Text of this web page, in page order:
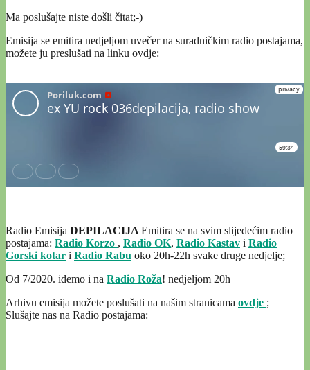
Ma poslušajte niste došli čitat;-)
Emisija se emitira nedjeljom uvečer na suradničkim radio postajama,
možete ju preslušati na linku ovdje:
Radio Emisija DEPILACIJA Emitira se na svim slijedećim radio
postajama: Radio Korzo , Radio OK, Radio Kastav i Radio
Gorski kotar i Radio Rabu oko 20h-22h svake druge nedjelje;
Od 7/2020. idemo i na Radio Roža! nedjeljom 20h
Arhivu emisija možete poslušati na našim stranicama ovdje ;
Slušajte nas na Radio postajama: